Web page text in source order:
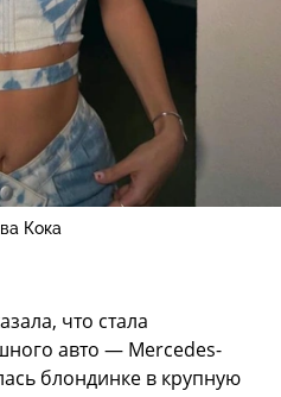
Кока
что стала
авто — Mercedes-
блондинке в крупную